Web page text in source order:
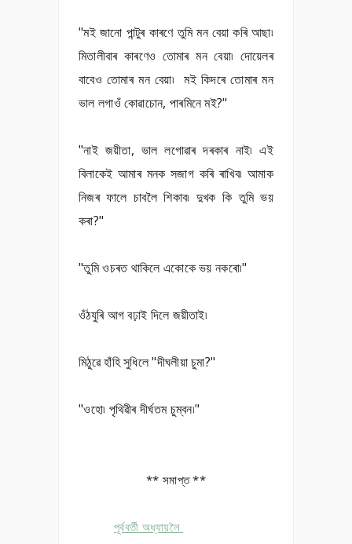
"মই জানো পান্টুৰ কাৰণে তুমি মন বেয়া কৰি আছা৷
মিতালীবাৰ কাৰণেও তোমাৰ মন বেয়া৷ দোয়েলৰ
বাবেও তোমাৰ মন বেয়া৷ মই কিদৰে তোমাৰ মন
ভাল লগাওঁ কোৱাচোন, পাৰমিনে মই?"
"নাই জয়ীতা, ভাল লগোৱাৰ দৰকাৰ নাই৷ এই
বিলাকেই আমাৰ মনক সজাগ কৰি ৰাখিব৷ আমাক
নিজৰ ফালে চাবলৈ শিকাব৷ দুখক কি তুমি ভয়
কৰা?"
"তুমি ওচৰত থাকিলে একোকে ভয় নকৰো৷"
ওঁঠযুৰি আগ বঢ়াই দিলে জয়ীতাই৷
মিঠুৱে হাঁহি সুধিলে "দীঘলীয়া চুমা?"
"ওহো৷ পৃথিৱীৰ দীৰ্ঘতম চুম্বন৷"
** সমাপ্ত **
পূৰ্ববৰ্তী অধ্যায়লৈ